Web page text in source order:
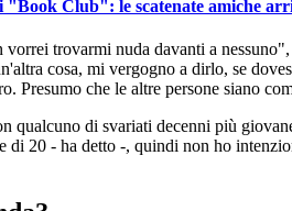
"Book Club": le scatenate amiche
trovarmi nuda davanti a
cosa, mi vergogno a dirlo, se
Presumo che le altre persone siano
qualcuno di svariati decenni più
20 - ha detto -, quindi non ho